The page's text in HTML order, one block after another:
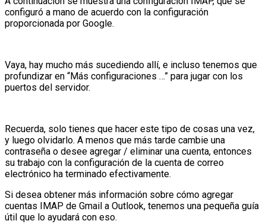
configuró a mano de acuerdo con la configuración
proporcionada por Google.
Vaya, hay mucho más sucediendo allí, e incluso tenemos que
profundizar en “Más configuraciones …” para jugar con los
puertos del servidor.
Recuerda, solo tienes que hacer este tipo de cosas una vez,
y luego olvidarlo. A menos que más tarde cambie una
contraseña o desee agregar / eliminar una cuenta, entonces
su trabajo con la configuración de la cuenta de correo
electrónico ha terminado efectivamente.
Si desea obtener más información sobre cómo agregar
cuentas IMAP de Gmail a Outlook, tenemos una pequeña guía
útil que lo ayudará con eso.